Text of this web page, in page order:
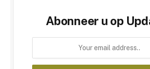
Abonneer u op